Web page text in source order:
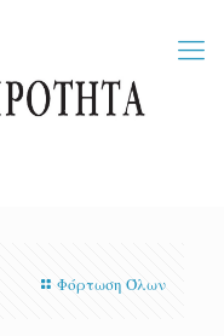
Φόρτωση Όλων